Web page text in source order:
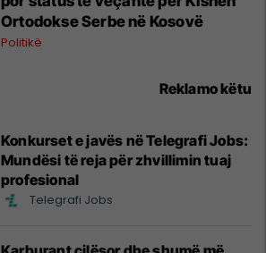
Ortodokse Serbe në Kosovë
Politikë
Reklamo këtu
Konkurset e javës në Telegrafi Jobs:
Mundësi të reja për zhvillimin tuaj
profesional
Telegrafi Jobs